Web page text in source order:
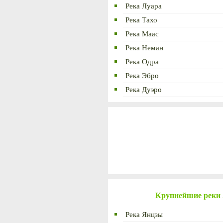
Река Луара
Река Тахо
Река Маас
Река Неман
Река Одра
Река Эбро
Река Дуэро
Крупнейшие реки
Река Янцзы